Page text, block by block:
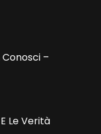
Conosci –
Le Verità